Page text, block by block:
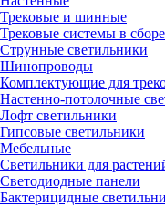
Трековые и шинные
Трековые системы в сборе
Струнные светильники
Шинопроводы
Комплектующие для
Настенно-потолочные
Лофт светильники
Гипсовые светильники
Мебельные
Светильники для
Светодиодные панели
Бактерицидные